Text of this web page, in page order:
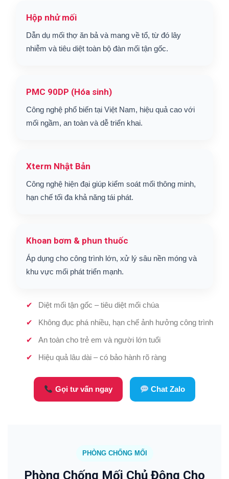
Hộp nhử mối
Dẫn dụ mối thợ ăn bả và mang về tổ, từ đó lây
nhiễm và tiêu diệt toàn bộ đàn mối tận gốc.
PMC 90DP (Hóa sinh)
Công nghệ phổ biến tại Việt Nam, hiệu quả cao với
mối ngầm, an toàn và dễ triển khai.
Xterm Nhật Bản
Công nghệ hiện đại giúp kiểm soát mối thông minh,
hạn chế tối đa khả năng tái phát.
Khoan bơm & phun thuốc
Áp dụng cho công trình lớn, xử lý sâu nền móng và
khu vực mối phát triển mạnh.
Diệt mối tận gốc – tiêu diệt mối chúa
Không đục phá nhiều, hạn chế ảnh hưởng công trình
An toàn cho trẻ em và người lớn tuổi
Hiệu quả lâu dài – có bảo hành rõ ràng
Gọi tư vấn ngay Chat Zalo
PHÒNG CHỐNG MỐI
Phòng Chống Mối Chủ Động Cho